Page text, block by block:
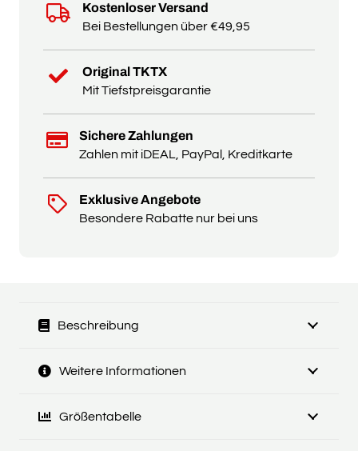
Kostenloser Versand
Bei Bestellungen über €49,95
Original TKTX
Mit Tiefstpreisgarantie
Sichere Zahlungen
Zahlen mit iDEAL, PayPal, Kreditkarte
Exklusive Angebote
Besondere Rabatte nur bei uns
Beschreibung
Weitere Informationen
Größentabelle